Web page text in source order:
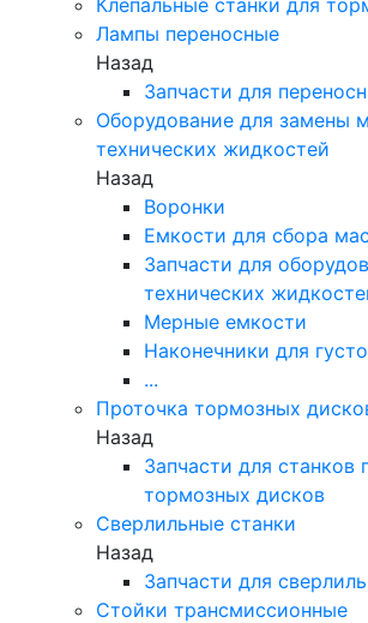
Лампы переносные
Назад
Запчасти для
Оборудование для замены
технических жидкостей
Назад
Воронки
Емкости для сбора
Запчасти для
технических
Мерные емкости
Наконечники для
...
Проточка тормозных
Назад
Запчасти для станков
тормозных дисков
Сверлильные станки
Назад
Запчасти для
Стойки трансмиссионные